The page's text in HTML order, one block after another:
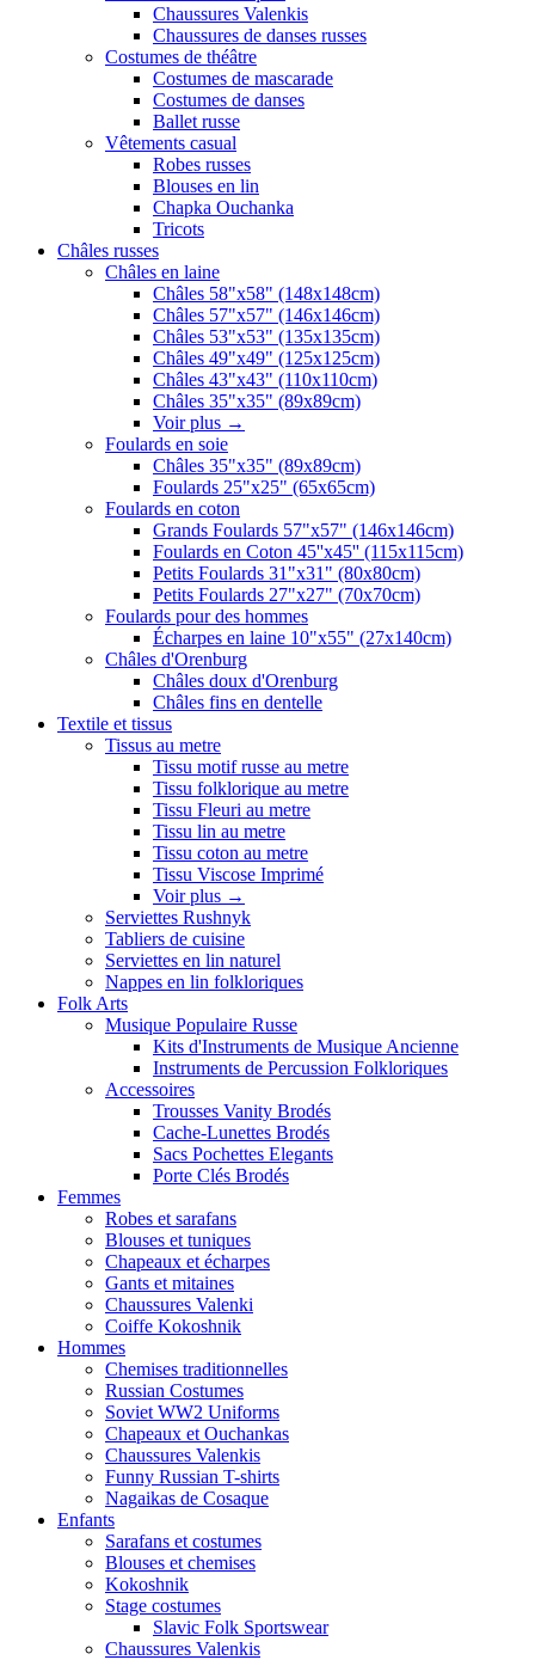
Chaussures Valenkis
Chaussures de danses russes
Costumes de théâtre
Costumes de mascarade
Costumes de danses
Ballet russe
Vêtements casual
Robes russes
Blouses en lin
Chapka Ouchanka
Tricots
Châles russes
Châles en laine
Châles 58"x58" (148x148cm)
Châles 57"x57" (146x146cm)
Châles 53"x53" (135x135cm)
Châles 49"x49" (125x125cm)
Châles 43"x43" (110x110cm)
Châles 35"x35" (89x89cm)
Voir plus →
Foulards en soie
Châles 35"x35" (89x89cm)
Foulards 25"x25" (65x65cm)
Foulards en coton
Grands Foulards 57"x57" (146x146cm)
Foulards en Coton 45''x45'' (115x115cm)
Petits Foulards 31"x31" (80x80cm)
Petits Foulards 27"x27" (70x70cm)
Foulards pour des hommes
Écharpes en laine 10"x55" (27x140cm)
Châles d'Orenburg
Châles doux d'Orenburg
Châles fins en dentelle
Textile et tissus
Tissus au metre
Tissu motif russe au metre
Tissu folklorique au metre
Tissu Fleuri au metre
Tissu lin au metre
Tissu coton au metre
Tissu Viscose Imprimé
Voir plus →
Serviettes Rushnyk
Tabliers de cuisine
Serviettes en lin naturel
Nappes en lin folkloriques
Folk Arts
Musique Populaire Russe
Kits d'Instruments de Musique Ancienne
Instruments de Percussion Folkloriques
Accessoires
Trousses Vanity Brodés
Cache-Lunettes Brodés
Sacs Pochettes Elegants
Porte Clés Brodés
Femmes
Robes et sarafans
Blouses et tuniques
Chapeaux et écharpes
Gants et mitaines
Chaussures Valenki
Coiffe Kokoshnik
Hommes
Chemises traditionnelles
Russian Costumes
Soviet WW2 Uniforms
Chapeaux et Ouchankas
Chaussures Valenkis
Funny Russian T-shirts
Nagaikas de Cosaque
Enfants
Sarafans et costumes
Blouses et chemises
Kokoshnik
Stage costumes
Slavic Folk Sportswear
Chaussures Valenkis